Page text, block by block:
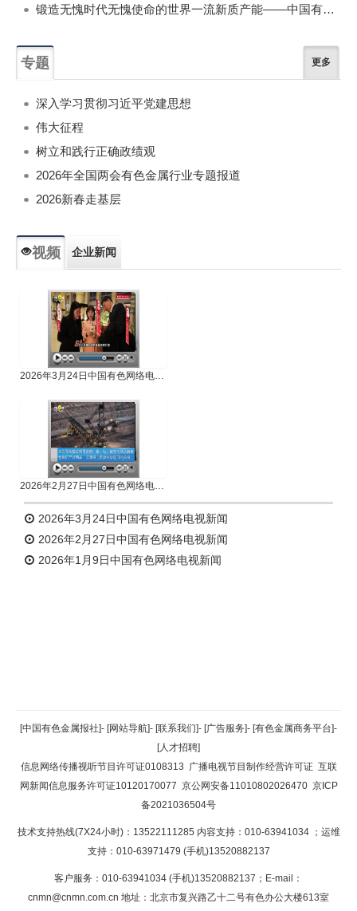
锻造无愧时代无愧使命的世界一流新质产能——中国有色金属工业的战略应对与破局之道（二）
专题 更多
深入学习贯彻习近平党建思想
伟大征程
树立和践行正确政绩观
2026年全国两会有色金属行业专题报道
2026新春走基层
视频 企业新闻
2026年3月24日中国有色网络电视新闻
2026年2月27日中国有色网络电视新闻
2026年3月24日中国有色网络电视新闻
2026年2月27日中国有色网络电视新闻
2026年1月9日中国有色网络电视新闻
返回顶部
返回首页
[中国有色金属报社]- [网站导航]- [联系我们]- [广告服务]- [有色金属商务平台]-
[人才招聘]
信息网络传播视听节目许可证0108313 广播电视节目制作经营许可证 互联
网新闻信息服务许可证10120170077 京公网安备11010802026470 京ICP
备2021036504号
技术支持热线(7X24小时)：13522111285 内容支持：010-63941034 ；运维
支持：010-63971479 (手机)13520882137
客户服务：010-63941034 (手机)13520882137；E-mail：
cnmn@cnmn.com.cn 地址：北京市复兴路乙十二号有色办公大楼613室